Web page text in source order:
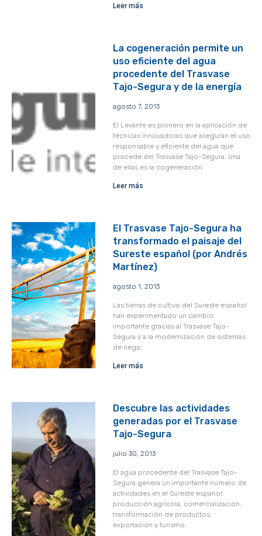
Leer más
La cogeneración permite un
uso eficiente del agua
procedente del Trasvase
Tajo-Segura y de la energía
agosto 7, 2013
El Levante es pionero en la aplicación de
técnicas innovadoras que aseguran el uso
responsable y eficiente del agua que
procede del Trasvase Tajo-Segura. Una
de ellas es la cogeneración.
Leer más
El Trasvase Tajo-Segura ha
transformado el paisaje del
Sureste español (por Andrés
Martínez)
agosto 1, 2013
Las tierras de cultivo del Sureste español
han experimentado un cambio
importante gracias al Trasvase Tajo-
Segura y a la modernización de sistemas
de riego.
Leer más
Descubre las actividades
generadas por el Trasvase
Tajo-Segura
julio 30, 2013
El agua procedente del Trasvase Tajo-
Segura genera un importante número de
actividades en el Sureste español:
producción agrícola, comercialización,
transformación de productos,
exportación y turismo.